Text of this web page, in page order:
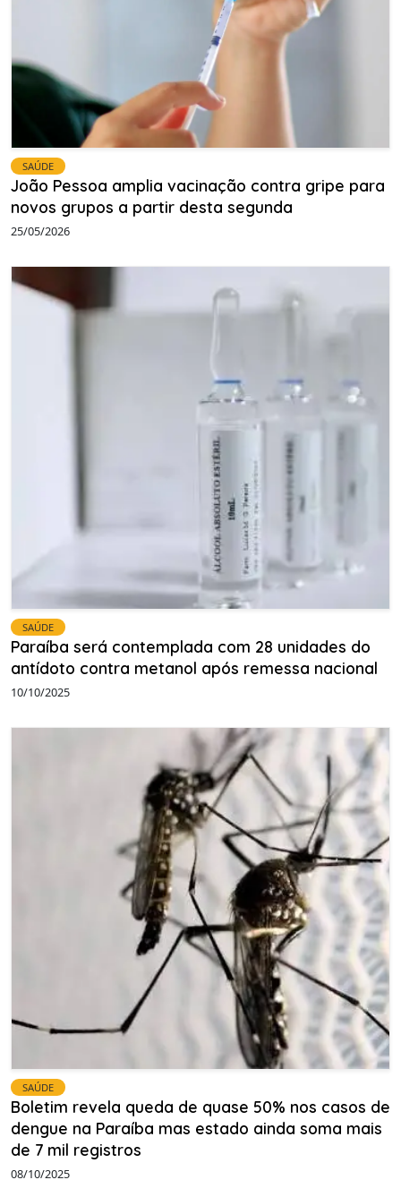
SAÚDE
João Pessoa amplia vacinação contra gripe para
novos grupos a partir desta segunda
25/05/2026
SAÚDE
Paraíba será contemplada com 28 unidades do
antídoto contra metanol após remessa nacional
10/10/2025
SAÚDE
Boletim revela queda de quase 50% nos casos de
dengue na Paraíba mas estado ainda soma mais
de 7 mil registros
08/10/2025